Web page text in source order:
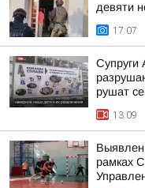
девяти
17:07
Супруги
рушат
13:09
Выявлен
рамках